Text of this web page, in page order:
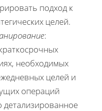
подход к
целей.
:
необходимых
целей и
операций
детализированное